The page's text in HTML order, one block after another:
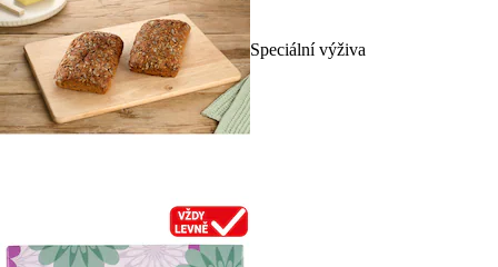
Speciální výživa